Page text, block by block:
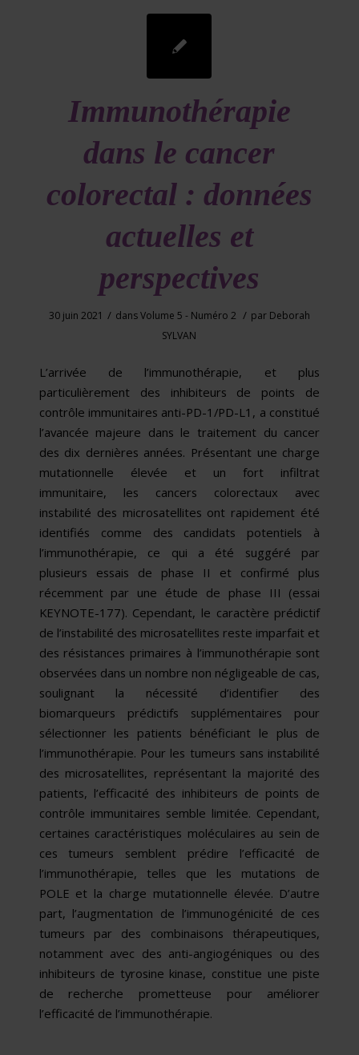
Immunothérapie
dans le cancer
colorectal : données
actuelles et
perspectives
30 juin 2021 / dansVolume 5 - Numéro 2 / par Deborah
SYLVAN
L’arrivée de l’immunothérapie, et plus
particulièrement des inhibiteurs de points de
contrôle immunitaires anti-PD-1/PD-L1, a constitué
l’avancée majeure dans le traitement du cancer
des dix dernières années. Présentant une charge
mutationnelle élevée et un fort infiltrat
immunitaire, les cancers colorectaux avec
instabilité des microsatellites ont rapidement été
identifiés comme des candidats potentiels à
l’immunothérapie, ce qui a été suggéré par
plusieurs essais de phase II et confirmé plus
récemment par une étude de phase III (essai
KEYNOTE-177). Cependant, le caractère prédictif
de l’instabilité des microsatellites reste imparfait et
des résistances primaires à l’immunothérapie sont
observées dans un nombre non négligeable de cas,
soulignant la nécessité d’identifier des
biomarqueurs prédictifs supplémentaires pour
sélectionner les patients bénéficiant le plus de
l’immunothérapie. Pour les tumeurs sans instabilité
des microsatellites, représentant la majorité des
patients, l’efficacité des inhibiteurs de points de
contrôle immunitaires semble limitée. Cependant,
certaines caractéristiques moléculaires au sein de
ces tumeurs semblent prédire l’efficacité de
l’immunothérapie, telles que les mutations de
POLE et la charge mutationnelle élevée. D’autre
part, l’augmentation de l’immunogénicité de ces
tumeurs par des combinaisons thérapeutiques,
notamment avec des anti-angiogéniques ou des
inhibiteurs de tyrosine kinase, constitue une piste
de recherche prometteuse pour améliorer
l’efficacité de l’immunothérapie.